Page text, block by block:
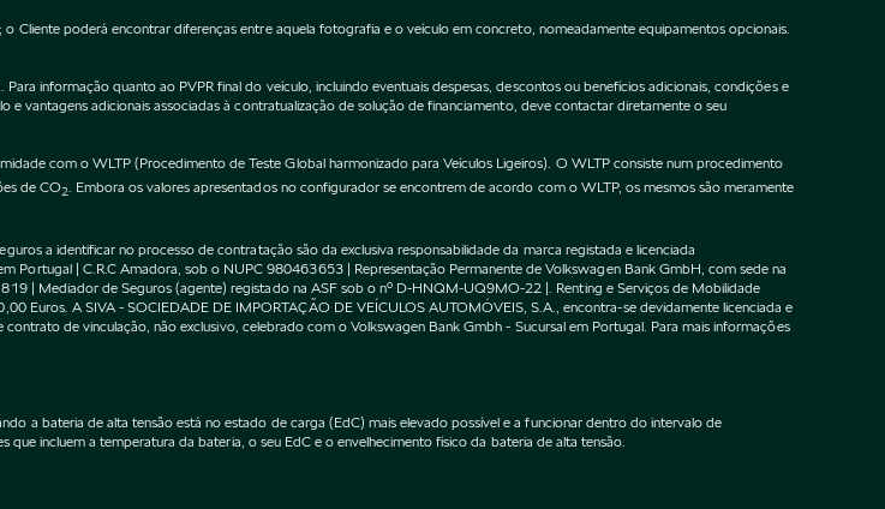
poderá encontrar diferenças entre aquela fotografia e o veículo em concreto, nomeadamente equipamentos opcionais.
informação quanto ao PVPR final do veículo, incluindo eventuais despesas, descontos ou benefícios adicionais, condições e
vantagens adicionais associadas à contratualização de solução de financiamento, deve contactar diretamente o seu
com o WLTP (Procedimento de Teste Global harmonizado para Veículos Ligeiros). O WLTP consiste num procedimento
de CO2 . Embora os valores apresentados no configurador se encontrem de acordo com o WLTP, os mesmos são meramente
a identificar no processo de contratação são da exclusiva responsabilidade da marca registada e licenciada
Portugal | C.R.C Amadora, sob o NUPC 980463653 | Representação Permanente de Volkswagen Bank GmbH, com sede na
| Mediador de Seguros (agente) registado na ASF sob o nº D-HNQM-UQ9MO-22 |. Renting e Serviços de Mobilidade
Euros. A SIVA - SOCIEDADE DE IMPORTAÇÃO DE VEÍCULOS AUTOMÓVEIS, S.A., encontra-se devidamente licenciada e
de vinculação, não exclusivo, celebrado com o Volkswagen Bank Gmbh - Sucursal em Portugal. Para mais informações
a bateria de alta tensão está no estado de carga (EdC) mais elevado possível e a funcionar dentro do intervalo de
incluem a temperatura da bateria, o seu EdC e o envelhecimento físico da bateria de alta tensão.